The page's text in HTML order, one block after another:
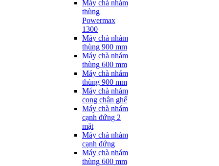
Máy chà nhám
thùng
Powermax
1300
Máy chà nhám
thùng 900 mm
Máy chà nhám
thùng 600 mm
Máy chà nhám
thùng 900 mm
Máy chà nhám
cong chân ghế
Máy chà nhám
cạnh đứng 2
mặt
Máy chà nhám
cạnh đứng
Máy chà nhám
thùng 600 mm